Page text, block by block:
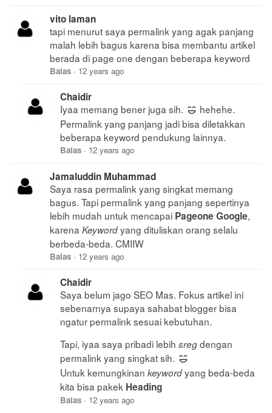
vito laman
tapi menurut saya permalink yang agak panjang
malah lebih bagus karena bisa membantu artikel
berada di page one dengan beberapa keyword
Balas · 12 years ago
Chaidir
Iyaa memang bener juga sih.
hehehe.
Permalink yang panjang jadi bisa diletakkan
beberapa keyword pendukung lainnya.
Balas · 12 years ago
Jamaluddin Muhammad
Saya rasa permalink yang singkat memang
bagus. Tapi permalink yang panjang sepertinya
lebih mudah untuk mencapai Pageone Google,
karena Keywordyang dituliskan orang selalu
berbeda-beda. CMIIW
Balas · 12 years ago
Chaidir
Saya belum jago SEO Mas. Fokus artikel ini
sebenarnya supaya sahabat blogger bisa
ngatur permalink sesuai kebutuhan.
Tapi, iyaa saya pribadi lebih sregdengan
permalink yang singkat sih.
Untuk kemungkinan keywordyang beda-beda
kita bisa pakek Heading
Balas · 12 years ago